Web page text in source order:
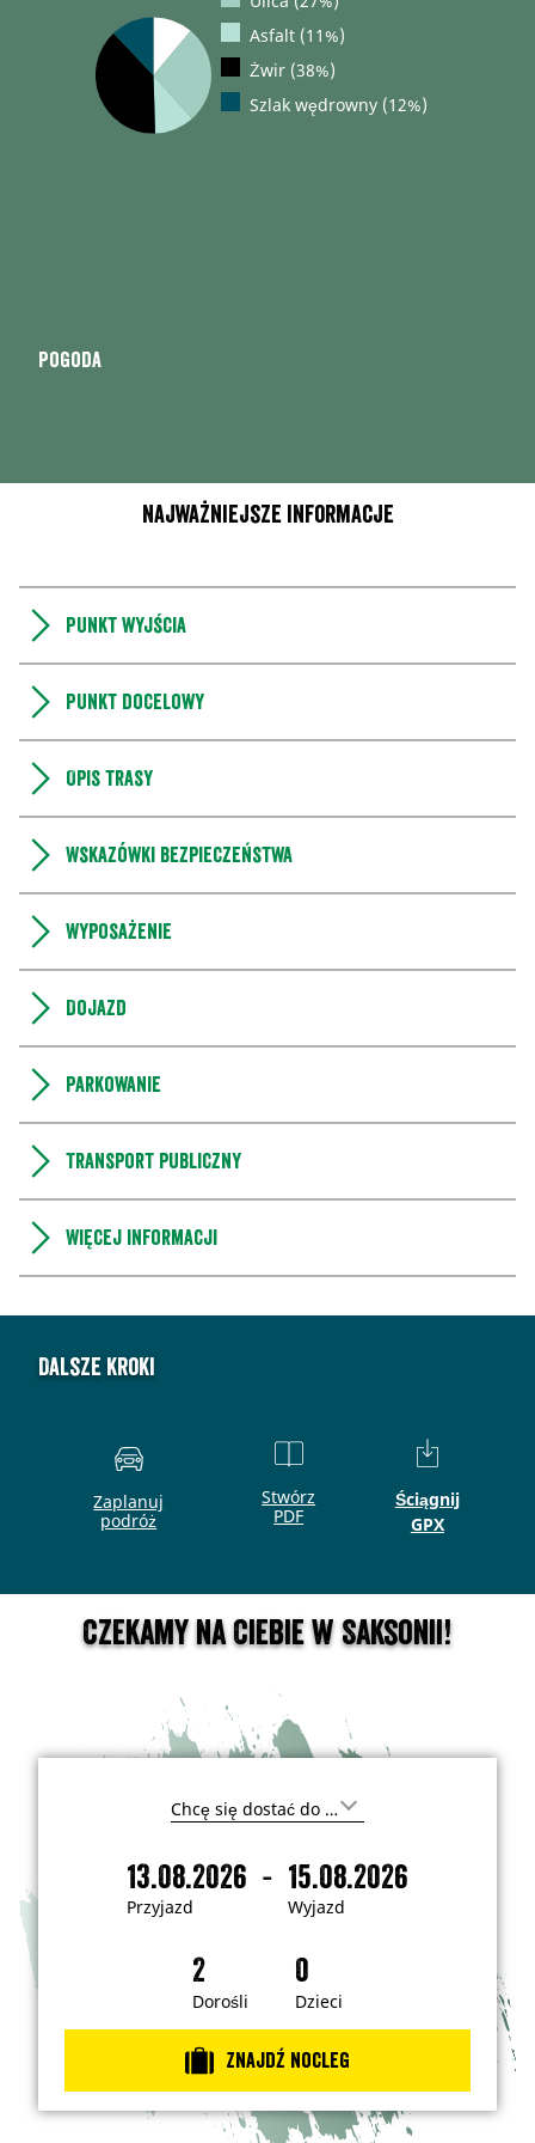
Asfalt (11%)
Żwir (38%)
Szlak wędrowny (12%)
Pogoda
Najważniejsze informacje
Punkt wyjścia
Punkt docelowy
Opis trasy
Wskazówki bezpieczeństwa
Wyposażenie
Dojazd
Parkowanie
Transport publiczny
Więcej informacji
Dalsze kroki
Zaplanuj
podróż
Stwórz
PDF
Ściągnij
GPX
Czekamy na Ciebie w Saksonii!
G
i
e
c
ć
?
Przyjazd
13.08.2026 -
Wyjazd
15.08.2026
P
d
W
Dorośli Dzieci
Znajdź nocleg